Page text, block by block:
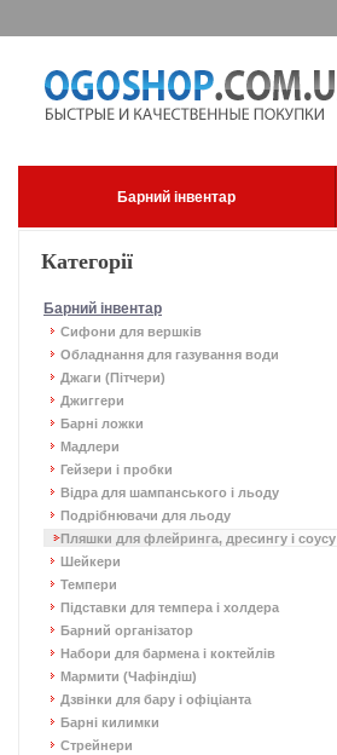
Барний інвентар
Категорії
Барний інвентар
Сифони для вершків
Обладнання для газування води
Джаги (Пітчери)
Джиггери
Барні ложки
Мадлери
Гейзери і пробки
Відра для шампанського і льоду
Подрібнювачи для льоду
Пляшки для флейринга, дресингу і соусу
Шейкери
Темпери
Підставки для темпера і холдера
Барний організатор
Набори для бармена і коктейлів
Мармити (Чафіндіш)
Дзвінки для бару і офіціанта
Барні килимки
Стрейнери